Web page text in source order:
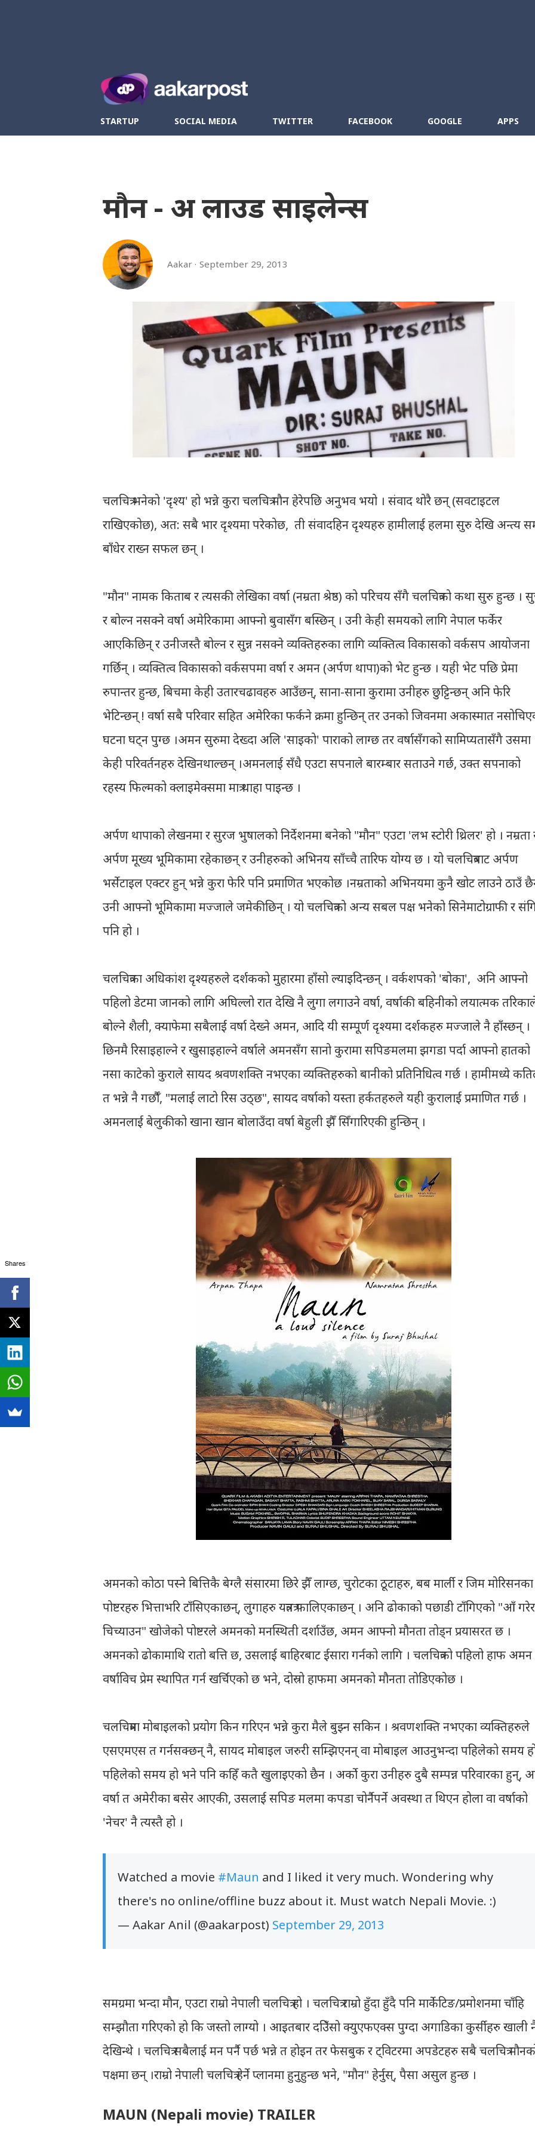
STARTUP SOCIAL MEDIA TWITTER FACEBOOK GOOGLE APPS
मौन - अ लाउड साइलेन्स
Aakar September 29, 2013
चलचित्र भनेको 'दृश्य' हो भन्ने कुरा चलचित्र मौन हेरेपछि अनुभव भयो । संवाद थोरै छन् (सवटाइटल
राखिएकोछ), अत: सबै भार दृश्यमा परेकोछ, ती संवादहिन दृश्यहरु हामीलाई हलमा सुरु देखि अन्त्य
बाँधेर राख्न सफल छन् ।
"मौन" नामक किताब र त्यसकी लेखिका वर्षा (नम्रता श्रेष्ठ) को परिचय सँगै चलचित्रको कथा सुरु हुन्छ ।
र बोल्न नसक्ने वर्षा अमेरिकामा आफ्नो बुवासँग बस्छिन् । उनी केही समयको लागि नेपाल फर्केर
आएकिछिन् र उनीजस्तै बोल्न र सुन्न नसक्ने व्यक्तिहरुका लागि व्यक्तित्व विकासको वर्कसप आयोजना
गर्छिन् । व्यक्तित्व विकासको वर्कसपमा वर्षा र अमन (अर्पण थापा)को भेट हुन्छ । यही भेट पछि प्रेमा
रुपान्तर हुन्छ, बिचमा केही उतारचढावहरु आउँछन्, साना-साना कुरामा उनीहरु छुट्टिन्छन् अनि फेरि
भेटिन्छन् ! वर्षा सबै परिवार सहित अमेरिका फर्कने क्रमा हुन्छिन् तर उनको जिवनमा अकास्मात
घटना घट्न पुग्छ ।अमन सुरुमा देख्दा अलि 'साइको' पाराको लाग्छ तर वर्षासँगको सामिप्यतासँगै उसमा
केही परिवर्तनहरु देखिनथाल्छन् ।अमनलाई सँधै एउटा सपनाले बारम्बार सताउने गर्छ, उक्त सपनाको
रहस्य फिल्मको क्लाइमेक्समा मात्र थाहा पाइन्छ ।
अर्पण थापाको लेखनमा र सुरज भुषालको निर्देशनमा बनेको "मौन" एउटा 'लभ स्टोरी थ्रिलर' हो । नम्रता
अर्पण मूख्य भूमिकामा रहेकाछन् र उनीहरुको अभिनय साँच्चै तारिफ योग्य छ । यो चलचित्रबाट अर्पण
भर्सेटाइल एक्टर हुन् भन्ने कुरा फेरि पनि प्रमाणित भएकोछ ।नम्रताको अभिनयमा कुनै खोट लाउने ठाउँ
उनी आफ्नो भूमिकामा मज्जाले जमेकीछिन् । यो चलचित्रको अन्य सबल पक्ष भनेको सिनेमाटोग्राफी र
पनि हो ।
चलचित्रका अधिकांश दृश्यहरुले दर्शकको मुहारमा हाँसो ल्याइदिन्छन् । वर्कशपको 'बोका', अनि आफ्नो
पहिलो डेटमा जानको लागि अघिल्लो रात देखि नै लुगा लगाउने वर्षा, वर्षाकी बहिनीको लयात्मक
बोल्ने शैली, क्याफेमा सबैलाई वर्षा देख्ने अमन, आदि यी सम्पूर्ण दृश्यमा दर्शकहरु मज्जाले नै हाँस्छन् ।
छिनमै रिसाइहाल्ने र खुसाइहाल्ने वर्षाले अमनसँग सानो कुरामा सपिङमलमा झगडा पर्दा आफ्नो हातको
नसा काटेको कुराले सायद श्रवणशक्ति नभएका व्यक्तिहरुको बानीको प्रतिनिधित्व गर्छ । हामीमध्ये
त भन्ने नै गर्छौँ, "मलाई लाटो रिस उठ्छ", सायद वर्षाको यस्ता हर्कतहरुले यही कुरालाई प्रमाणित गर्छ ।
अमनलाई बेलुकीको खाना खान बोलाउँदा वर्षा बेहुली झैँ सिँगारिएकी हुन्छिन् ।
अमनको कोठा पस्ने बित्तिकै बेग्लै संसारमा छिरे झैँ लाग्छ, चुरोटका ठूटाहरु, बब मार्ली र जिम मोरिसनका
पोष्टरहरु भित्ताभरि टाँसिएकाछन्, लुगाहरु यत्रतत्र फालिएकाछन् । अनि ढोकाको पछाडी टाँगिएको "आँ गरेर
चिच्याउन" खोजेको पोष्टरले अमनको मनस्थिती दर्शाउँछ, अमन आफ्नो मौनता तोड्न प्रयासरत छ ।
अमनको ढोकामाथि रातो बत्ति छ, उसलाई बाहिरबाट ईसारा गर्नको लागि । चलचित्रको पहिलो हाफ अमन
वर्षाविच प्रेम स्थापित गर्न खर्चिएको छ भने, दोस्रो हाफमा अमनको मौनता तोडिएकोछ ।
चलचित्रमा मोबाइलको प्रयोग किन गरिएन भन्ने कुरा मैले बुझ्न सकिन । श्रवणशक्ति नभएका व्यक्तिहरुले
एसएमएस त गर्नसक्छन् नै, सायद मोबाइल जरुरी सम्झिएनन् वा मोबाइल आउनुभन्दा पहिलेको समय
पहिलेको समय हो भने पनि कहिँ कतै खुलाइएको छैन । अर्को कुरा उनीहरु दुबै सम्पन्न परिवारका हुन्,
वर्षा त अमेरीका बसेर आएकी, उसलाई सपिङ मलमा कपडा चोर्नैपर्ने अवस्था त थिएन होला वा वर्षाको
'नेचर' नै त्यस्तै हो ।
Watched a movie #Maun and I liked it very much. Wondering why
there's no online/offline buzz about it. Must watch Nepali Movie. :)
— Aakar Anil (@aakarpost) September 29, 2013
समग्रमा भन्दा मौन, एउटा राम्रो नेपाली चलचित्र हो । चलचित्र राम्रो हुँदा हुँदै पनि मार्केटिङ/प्रमोशनमा चाँहि
सम्झौता गरिएको हो कि जस्तो लाग्यो । आइतबार दउिँसो क्युएफएक्स पुग्दा अगाडिका कुर्सीहरु खाली
देखिन्थे । चलचित्र सबैलाई मन पर्नै पर्छ भन्ने त होइन तर फेसबुक र ट्विटरमा अपडेटहरु सबै चलचित्र
पक्षमा छन् ।राम्रो नेपाली चलचित्र हेर्ने प्लानमा हुनुहुन्छ भने, "मौन" हेर्नुस्, पैसा असुल हुन्छ ।
MAUN (Nepali movie) TRAILER
Shares